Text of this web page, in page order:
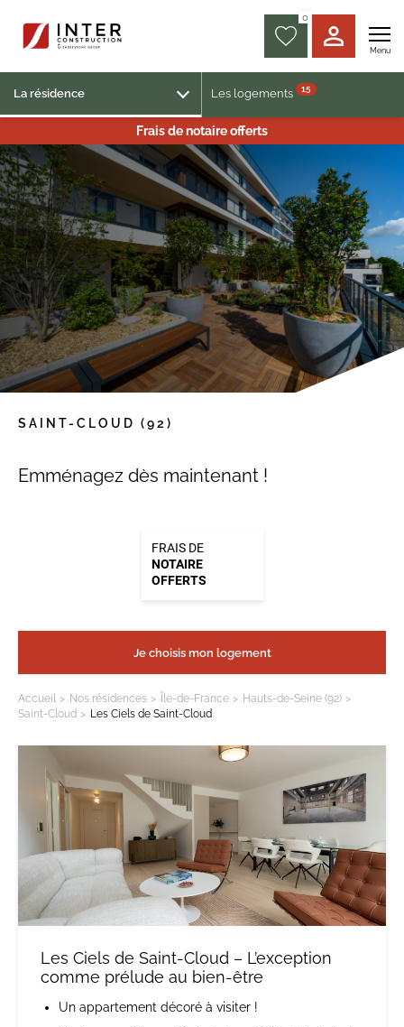
0
Menu
La résidence Les logements 15
Frais de notaire offerts
SAINT-CLOUD (92)
Emménagez dès maintenant !
FRAIS DE
NOTAIRE
OFFERTS
Je choisis mon logement
Accueil Nos résidences Île-de-France
Hauts-de-Seine (92)
Saint-Cloud
Les Ciels de Saint-Cloud
Les Ciels de Saint-Cloud – L’exception
comme prélude au bien-être
Un appartement décoré à visiter !